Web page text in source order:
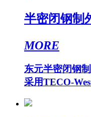
半密闭钢制
MORE
东元半密闭钢
采用TECO-